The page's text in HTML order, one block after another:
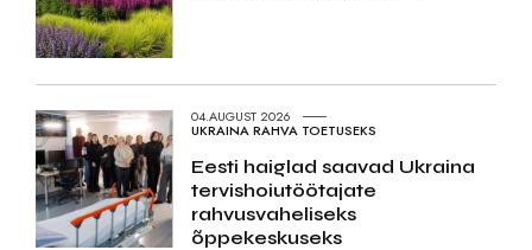
04.AUGUST 2026
UKRAINA RAHVA TOETUSEKS
Eesti haiglad saavad Ukraina
tervishoiutöötajate
rahvusvaheliseks
õppekeskuseks